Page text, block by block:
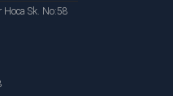
Hoca Sk. No:58